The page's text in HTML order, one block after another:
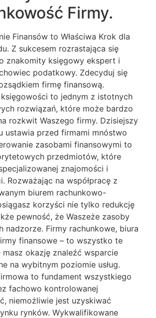
Firmy.
Finansów to Właściwa Krok dla
Z sukcesem rozrastająca się
znakomity księgowy ekspert i
podatkowy. Zdecyduj się
firmę finansową.
to jednym z istotnych
rozwiązań, które może bardzo
rozkwit Waszego firmy. Dzisiejszy
ustawia przed firmami mnóstwo
zasobami finansowymi to
przedmiotów, które
znajomości i
Rozważając na współpracę z
biurem rachunkowo-
korzyści nie tylko redukcję
pewność, że Waszeże zasoby
nadzorze. Firmy rachunkowe, biura
finansowe – to wszystko te
masz okazję znaleźć wsparcie
na wybitnym poziomie usług.
to fundament wszystkiego
fachowo kontrolowanej
niemożliwie jest uzyskiwać
rynków. Wykwalifikowane